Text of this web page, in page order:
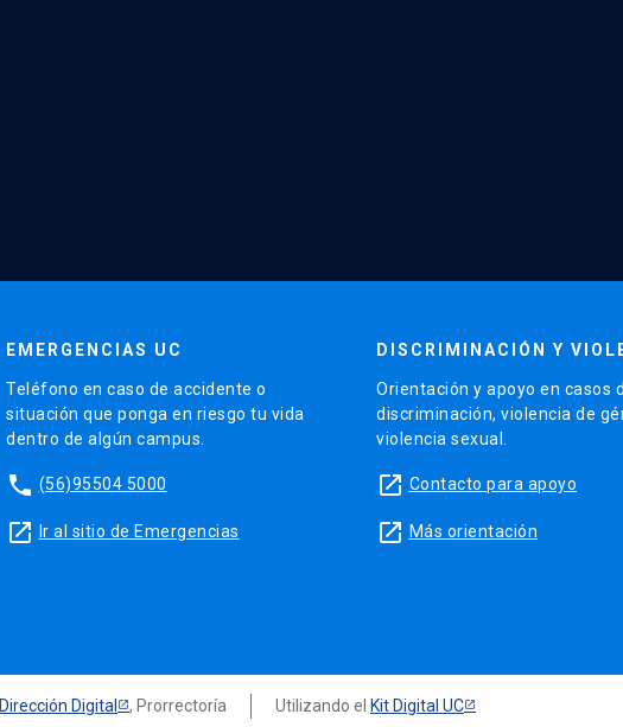
EMERGENCIAS UC
Teléfono en caso de accidente o
situación que ponga en riesgo tu vida
dentro de algún campus.
phone (56)95504 5000
launch Ir al sitio de Emergencias
DISCRIMINACIÓN Y
Orientación y apoyo en casos
discriminación, violencia de
violencia sexual.
launch Contacto para apoyo
launch Más orientación
Dirección Digital , Prorrectoría Utilizando el Kit Digital UC